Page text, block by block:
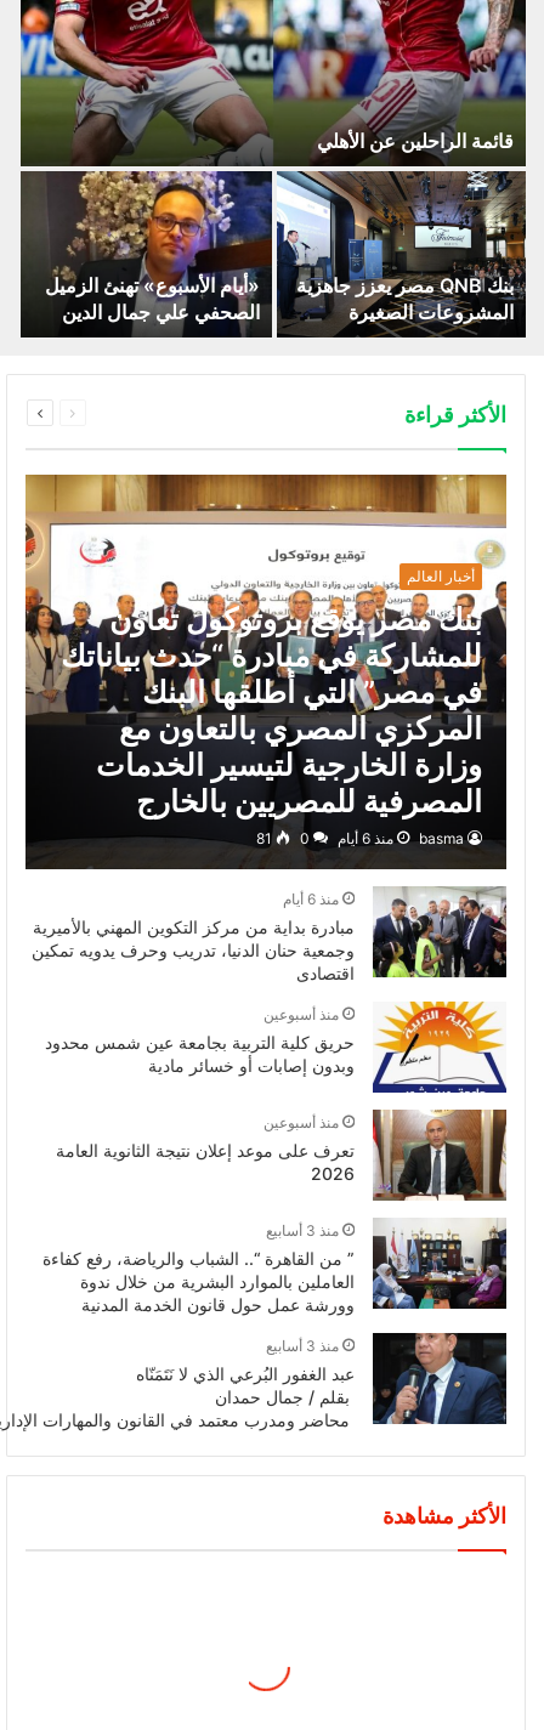
قائمة الراحلين عن الأهلي
بنك QNB مصر يعزز جاهزية
المشروعات الصغيرة
والمتوسطة للنمو والتوسع
والمتوسطة
«أيام الأسبوع» تهنئ الزميل
الصحفي علي جمال الدين
بمناسبة خطوبة شقيقه محمد
الأكثر قراءة الصفحةالصفحة
أخبار العالم
بنك مصر يوقع بروتوكول تعاون
للمشاركة في مبادرة “حدث بياناتك
في مصر” التي أطلقها البنك
المركزي المصري بالتعاون مع
وزارة الخارجية لتيسير الخدمات
المصرفية للمصريين بالخارج
basma منذ 6 أيام 0
81
منذ 6 أيام
مبادرة بداية من مركز التكوين المهني بالأميرية
وجمعية حنان الدنيا، تدريب وحرف يدويه تمكين
اقتصادى
منذ أسبوعين
حريق كلية التربية بجامعة عين شمس محدود
وبدون إصابات أو خسائر مادية
منذ أسبوعين
تعرف على موعد إعلان نتيجة الثانوية العامة
2026
منذ 3 أسابيع
” من القاهرة “.. الشباب والرياضة، رفع كفاءة
العاملين بالموارد البشرية من خلال ندوة
وورشة عمل حول قانون الخدمة المدنية
منذ 3 أسابيع
عبد الغفور البُرعي الذي لا نَتَمَنّاه
بقلم / جمال حمدان
محاضر ومدرب معتمد في القانون والمهارات
الأكثر مشاهدة